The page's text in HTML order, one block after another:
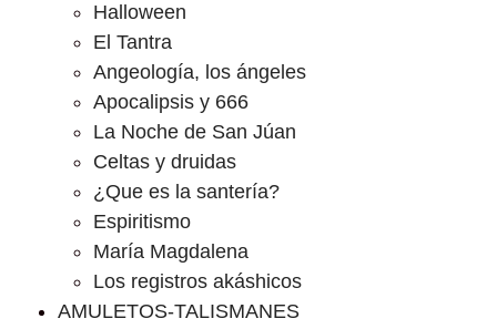
Halloween
El Tantra
Angeología, los ángeles
Apocalipsis y 666
La Noche de San Júan
Celtas y druidas
¿Que es la santería?
Espiritismo
María Magdalena
Los registros akáshicos
AMULETOS-TALISMANES